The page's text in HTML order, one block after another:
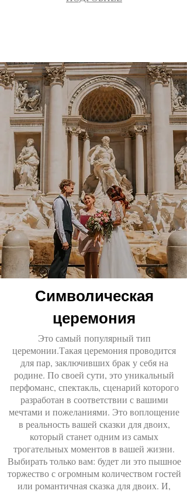
Символическая
церемония
Это самый популярный тип
церемонии.Такая церемония проводится
для пар, заключивших брак у себя на
родине. По своей сути, это уникальный
перфоманс, спектакль, сценарий которого
разработан в соответствии с вашими
мечтами и пожеланиями. Это воплощение
в реальность вашей сказки для двоих,
который станет одним из самых
трогательных моментов в вашей жизни.
Выбирать только вам: будет ли это пышное
торжество с огромным количеством гостей
или романтичная сказка для двоих. И,